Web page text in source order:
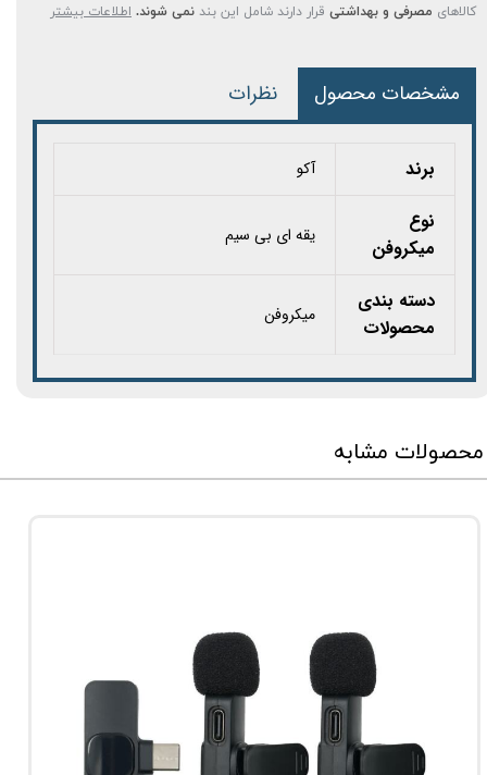
کالاهای مصرفی و بهداشتی قرار دارند شامل این بند نمی شوند. اطلاعات بیشتر
مشخصات محصول نظرات
برند آکو
نوع
میکروفن
یقه ای بی سیم
دسته بندی
محصولات
میکروفن
محصولات مشابه